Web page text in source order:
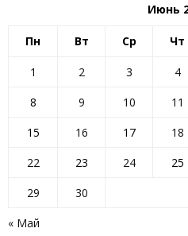
Июнь
Пн Вт Ср Чт
« Май
1 2 3 4
8
9 10 11
15
16 17 18
22
23 24 25
29
30